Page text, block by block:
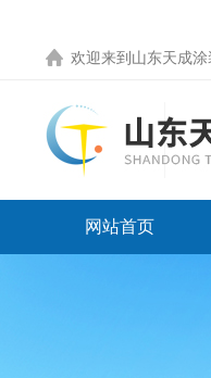
欢迎来到 山东天成
网站首页